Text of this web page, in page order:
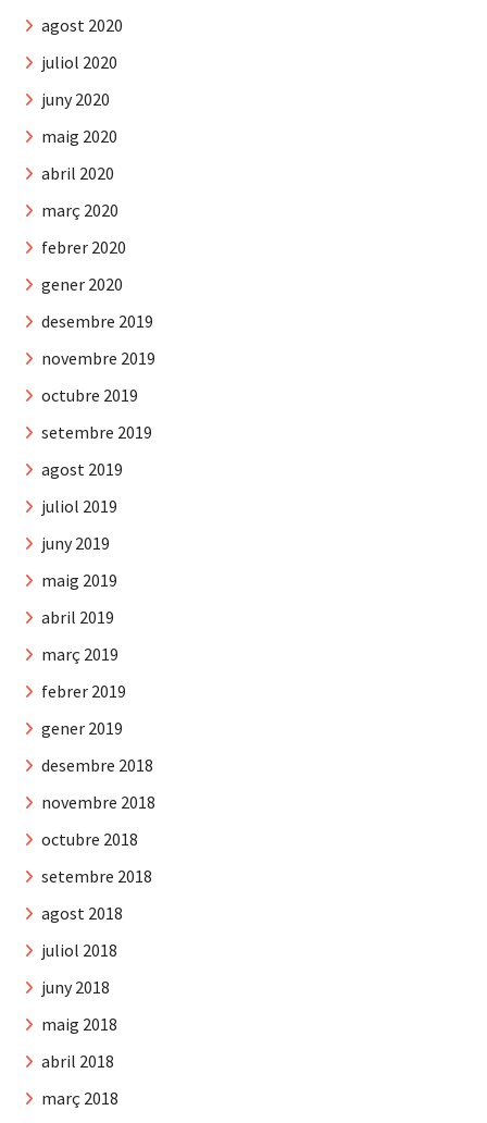
agost 2020
juliol 2020
juny 2020
maig 2020
abril 2020
març 2020
febrer 2020
gener 2020
desembre 2019
novembre 2019
octubre 2019
setembre 2019
agost 2019
juliol 2019
juny 2019
maig 2019
abril 2019
març 2019
febrer 2019
gener 2019
desembre 2018
novembre 2018
octubre 2018
setembre 2018
agost 2018
juliol 2018
juny 2018
maig 2018
abril 2018
març 2018